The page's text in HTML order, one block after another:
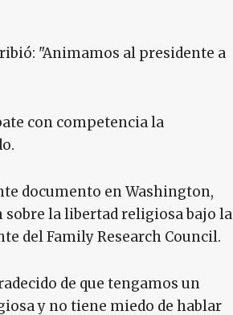
"Animamos al presidente a
con competencia la
documento en Washington,
sobre la libertad religiosa bajo la
del Family Research Council.
de que tengamos un
y no tiene miedo de hablar